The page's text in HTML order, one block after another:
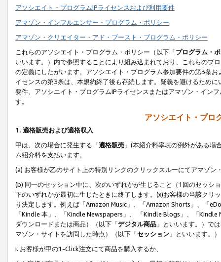
アソシエイト・プログラムIPライセンスおよび利用要件
アマゾン・インフルエンサー・プログラム・ポリシー
アマゾン・クリエイター・アド・ブースト・プログラム・ポリシー
これらのアソシエイト・プログラム・ポリシー（以下「プログラム・
いいます。）内で参照することにより組み込まれており、これらのプ
の定義にしたがいます。アソシエイト・プログラム参加要件の第3条
イセンスの第3条は、本規約終了後も存続します。疑義を避けるため
要件、アソシエイト・プログラムIPライセンスまたはアマゾン・イン
す。
アソシエイト・プロ
1. 適格販売および適格収入
甲は、次の場合に発生する「適格販売 」(本紹介料率表の例外がある
ム紹介料を支払います。
(a) お客様が乙のサイト上の特別リンクのクリックスルーにてアマゾン
(b) 同一のセッション中に、次のいずれかが生じること（1回のセッシ
下のいずれかが最初に生じたときに終了します。(x)お客様の当該ク
り決定します。例えば「Amazon Music」、「Amazon Shorts」、「
「Kindle 本」、「Kindle Newspapers」、 「Kindle Blogs」、「
ダウンロードまたは商品）（以下「デジタル商品 」といいます。）で
マゾン・サイトを訪問した時点）（以下「セッション 」といいます。
i. お客様が甲の1-Click注文にて商品を購入するか、